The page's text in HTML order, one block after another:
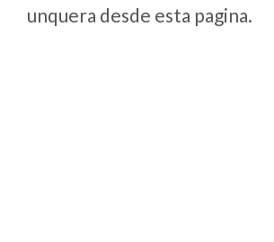
unquera desde esta pagina.